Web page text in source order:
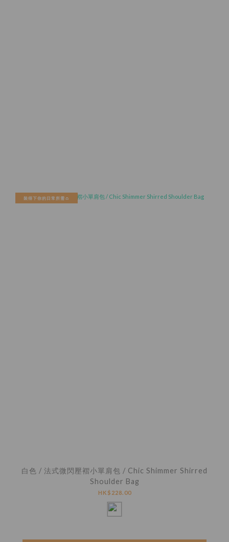
裝得下你的日常所需👛
白色 / 法式微閃壓褶小單肩包 / Chic Shimmer Shirred
Shoulder Bag
HK$228.00